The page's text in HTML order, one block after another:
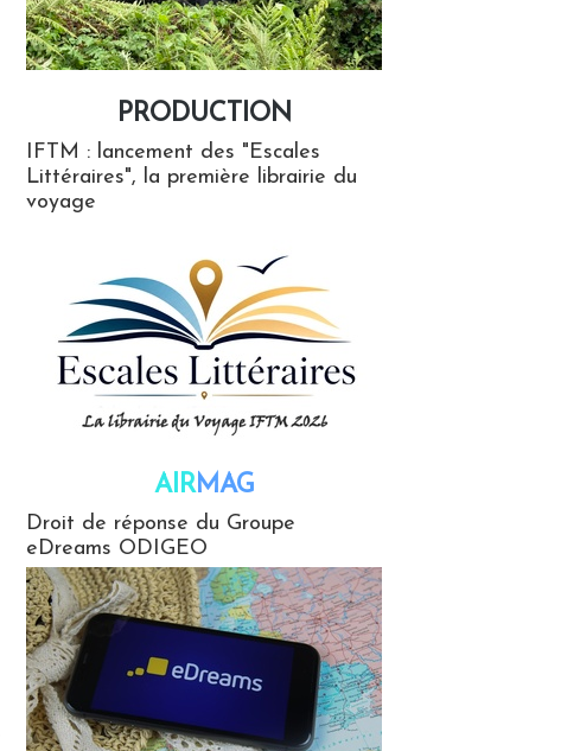
PRODUCTION
IFTM : lancement des "Escales
Littéraires", la première librairie du
voyage
AIRMAG
Droit de réponse du Groupe
eDreams ODIGEO